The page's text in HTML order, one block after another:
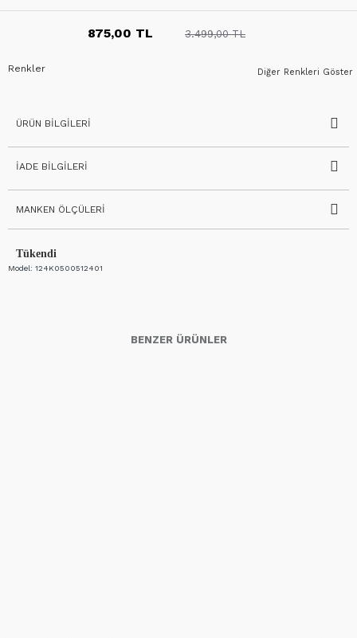
Tükendi
Model: 124K0500512401
875,00 TL 3.499,00 TL
Diğer Renkleri Göster
Renkler
ÜRÜN BILGILERI
İADE BILGILERI
MANKEN ÖLÇÜLERI
BENZER ÜRÜNLER